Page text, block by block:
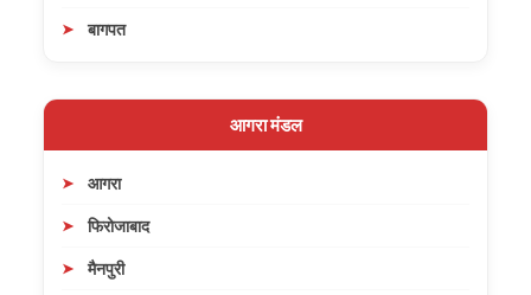
बागपत
आगरा मंडल
आगरा
फिरोजाबाद
मैनपुरी